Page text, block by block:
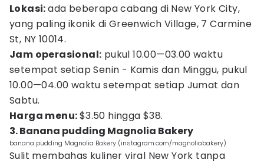
Lokasi:ada beberapa cabang di New York City,
yang paling ikonik di Greenwich Village, 7 Carmine
St, NY 10014.
Jam operasional: pukul 10.00—03.00 waktu
setempat setiap Senin - Kamis dan Minggu, pukul
10.00—04.00 waktu setempat setiap Jumat dan
Sabtu.
Harga menu:$3.50 hingga $38.
3. Banana pudding Magnolia Bakery
banana pudding Magnolia Bakery (instagram.com/magnoliabakery)
Sulit membahas kuliner viral New York tanpa